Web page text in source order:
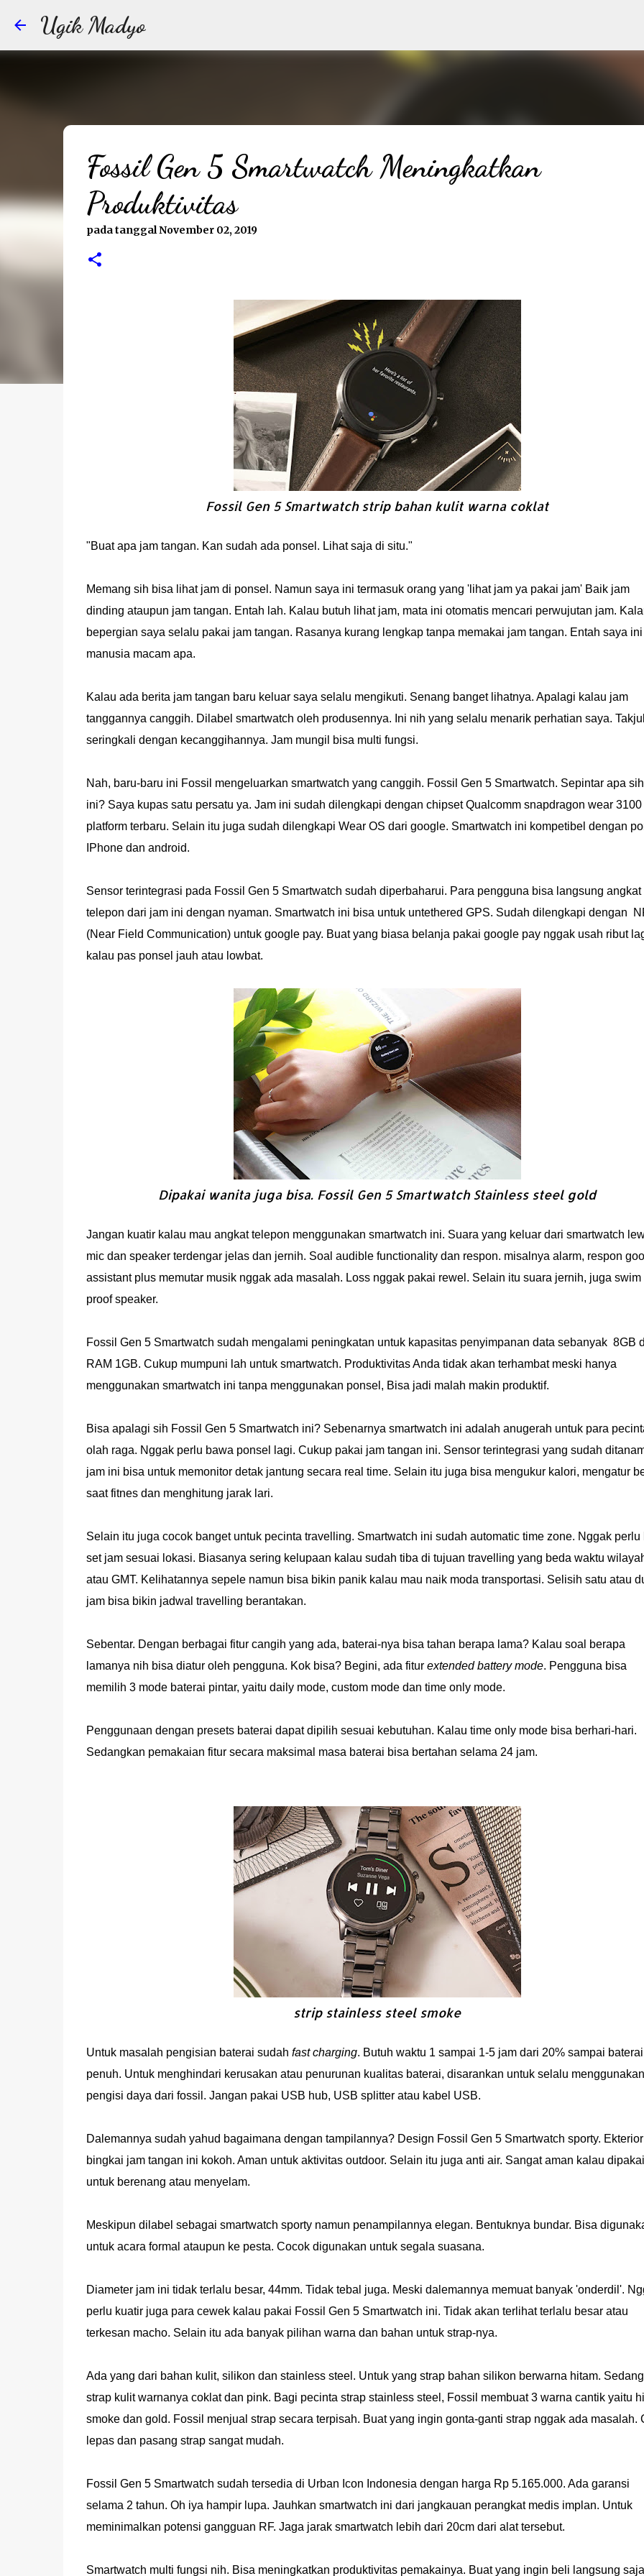
Ugik Madyo
Fossil Gen 5 Smartwatch Meningkatkan
Produktivitas
pada tanggalNovember 02, 2019
Fossil Gen 5 Smartwatch strip bahan kulit warna coklat
"Buat apa jam tangan. Kan sudah ada ponsel. Lihat saja di situ."
Memang sih bisa lihat jam di ponsel. Namun saya ini termasuk orang yang 'lihat jam ya pakai jam' Baik jam
dinding ataupun jam tangan. Entah lah. Kalau butuh lihat jam, mata ini otomatis mencari perwujutan jam.
bepergian saya selalu pakai jam tangan. Rasanya kurang lengkap tanpa memakai jam tangan. Entah saya ini
manusia macam apa.
Kalau ada berita jam tangan baru keluar saya selalu mengikuti. Senang banget lihatnya. Apalagi kalau jam
tanggannya canggih. Dilabel smartwatch oleh produsennya. Ini nih yang selalu menarik perhatian saya.
seringkali dengan kecanggihannya. Jam mungil bisa multi fungsi.
Nah, baru-baru ini Fossil mengeluarkan smartwatch yang canggih. Fossil Gen 5 Smartwatch. Sepintar apa
ini? Saya kupas satu persatu ya. Jam ini sudah dilengkapi dengan chipset Qualcomm snapdragon wear 3100
platform terbaru. Selain itu juga sudah dilengkapi Wear OS dari google. Smartwatch ini kompetibel dengan
IPhone dan android.
Sensor terintegrasi pada Fossil Gen 5 Smartwatch sudah diperbaharui. Para pengguna bisa langsung angkat
telepon dari jam ini dengan nyaman. Smartwatch ini bisa untuk untethered GPS. Sudah dilengkapi dengan
(Near Field Communication) untuk google pay. Buat yang biasa belanja pakai google pay nggak usah ribut
kalau pas ponsel jauh atau lowbat.
Dipakai wanita juga bisa. Fossil Gen 5 Smartwatch Stainless steel gold
Jangan kuatir kalau mau angkat telepon menggunakan smartwatch ini. Suara yang keluar dari smartwatch
mic dan speaker terdengar jelas dan jernih. Soal audible functionality dan respon. misalnya alarm, respon
assistant plus memutar musik nggak ada masalah. Loss nggak pakai rewel. Selain itu suara jernih, juga swim
proof speaker.
Fossil Gen 5 Smartwatch sudah mengalami peningkatan untuk kapasitas penyimpanan data sebanyak 8GB
RAM 1GB. Cukup mumpuni lah untuk smartwatch. Produktivitas Anda tidak akan terhambat meski hanya
menggunakan smartwatch ini tanpa menggunakan ponsel, Bisa jadi malah makin produktif.
Bisa apalagi sih Fossil Gen 5 Smartwatch ini? Sebenarnya smartwatch ini adalah anugerah untuk para
olah raga. Nggak perlu bawa ponsel lagi. Cukup pakai jam tangan ini. Sensor terintegrasi yang sudah
jam ini bisa untuk memonitor detak jantung secara real time. Selain itu juga bisa mengukur kalori, mengatur
saat fitnes dan menghitung jarak lari.
Selain itu juga cocok banget untuk pecinta travelling. Smartwatch ini sudah automatic time zone. Nggak perlu
set jam sesuai lokasi. Biasanya sering kelupaan kalau sudah tiba di tujuan travelling yang beda waktu
atau GMT. Kelihatannya sepele namun bisa bikin panik kalau mau naik moda transportasi. Selisih satu atau
jam bisa bikin jadwal travelling berantakan.
Sebentar. Dengan berbagai fitur cangih yang ada, baterai-nya bisa tahan berapa lama? Kalau soal berapa
lamanya nih bisa diatur oleh pengguna. Kok bisa? Begini, ada fitur extended battery mode. Pengguna bisa
memilih 3 mode baterai pintar, yaitu daily mode, custom mode dan time only mode.
Penggunaan dengan presets baterai dapat dipilih sesuai kebutuhan. Kalau time only mode bisa berhari-hari.
Sedangkan pemakaian fitur secara maksimal masa baterai bisa bertahan selama 24 jam.
strip stainless steel smoke
Untuk masalah pengisian baterai sudah fast charging. Butuh waktu 1 sampai 1-5 jam dari 20% sampai baterai
penuh. Untuk menghindari kerusakan atau penurunan kualitas baterai, disarankan untuk selalu menggunakan
pengisi daya dari fossil. Jangan pakai USB hub, USB splitter atau kabel USB.
Dalemannya sudah yahud bagaimana dengan tampilannya? Design Fossil Gen 5 Smartwatch sporty.
bingkai jam tangan ini kokoh. Aman untuk aktivitas outdoor. Selain itu juga anti air. Sangat aman kalau dipakai
untuk berenang atau menyelam.
Meskipun dilabel sebagai smartwatch sporty namun penampilannya elegan. Bentuknya bundar. Bisa
untuk acara formal ataupun ke pesta. Cocok digunakan untuk segala suasana.
Diameter jam ini tidak terlalu besar, 44mm. Tidak tebal juga. Meski dalemannya memuat banyak 'onderdil'.
perlu kuatir juga para cewek kalau pakai Fossil Gen 5 Smartwatch ini. Tidak akan terlihat terlalu besar atau
terkesan macho. Selain itu ada banyak pilihan warna dan bahan untuk strap-nya.
Ada yang dari bahan kulit, silikon dan stainless steel. Untuk yang strap bahan silikon berwarna hitam.
strap kulit warnanya coklat dan pink. Bagi pecinta strap stainless steel, Fossil membuat 3 warna cantik yaitu
smoke dan gold. Fossil menjual strap secara terpisah. Buat yang ingin gonta-ganti strap nggak ada masalah.
lepas dan pasang strap sangat mudah.
Fossil Gen 5 Smartwatch sudah tersedia di Urban Icon Indonesia dengan harga Rp 5.165.000. Ada garansi
selama 2 tahun. Oh iya hampir lupa. Jauhkan smartwatch ini dari jangkauan perangkat medis implan. Untuk
meminimalkan potensi gangguan RF. Jaga jarak smartwatch lebih dari 20cm dari alat tersebut.
Smartwatch multi fungsi nih. Bisa meningkatkan produktivitas pemakainya. Buat yang ingin beli langsung